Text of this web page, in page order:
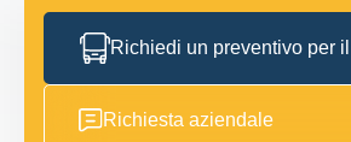
Richiedi un preventivo per
Richiesta aziendale